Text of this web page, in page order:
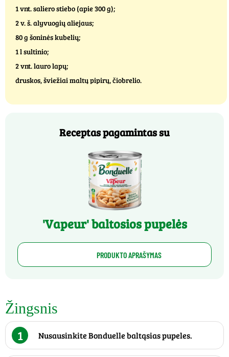
1 vnt. saliero stiebo (apie 300 g);
2 v. š. alyvuogių aliejaus;
80 g šoninės kubelių;
1 l sultinio;
2 vnt. lauro lapų;
druskos, šviežiai maltų pipirų, čiobrelio.
Receptas pagamintas su
'Vapeur' baltosios pupelės
PRODUKTO APRAŠYMAS
Žingsnis
1
Nusausinkite Bonduelle baltąsias pupeles.